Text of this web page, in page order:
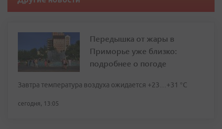
Передышка от жары в
Приморье уже близко:
подробнее о погоде
Завтра температура воздуха ожидается +23…+31 °C
сегодня, 13:05